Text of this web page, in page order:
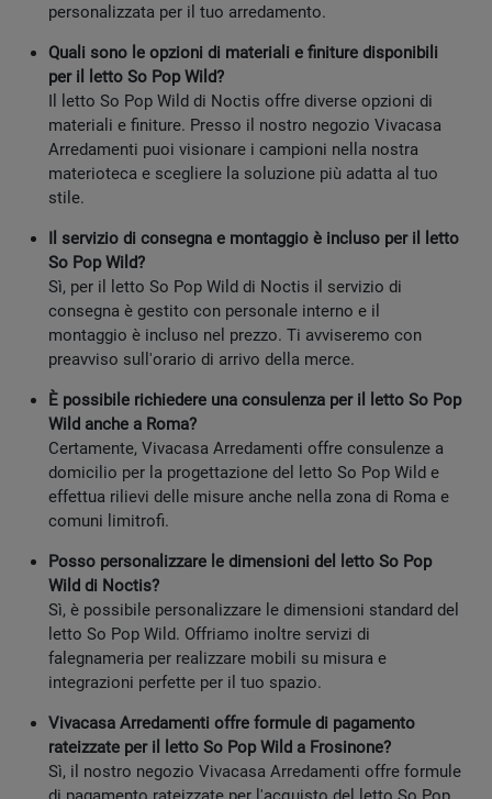
personalizzata per il tuo arredamento.
Quali sono le opzioni di materiali e finiture disponibili
per il letto So Pop Wild?
Il letto So Pop Wild di Noctis offre diverse opzioni di
materiali e finiture. Presso il nostro negozio Vivacasa
Arredamenti puoi visionare i campioni nella nostra
materioteca e scegliere la soluzione più adatta al tuo
stile.
Il servizio di consegna e montaggio è incluso per il letto
So Pop Wild?
Sì, per il letto So Pop Wild di Noctis il servizio di
consegna è gestito con personale interno e il
montaggio è incluso nel prezzo. Ti avviseremo con
preavviso sull'orario di arrivo della merce.
È possibile richiedere una consulenza per il letto So Pop
Wild anche a Roma?
Certamente, Vivacasa Arredamenti offre consulenze a
domicilio per la progettazione del letto So Pop Wild e
effettua rilievi delle misure anche nella zona di Roma e
comuni limitrofi.
Posso personalizzare le dimensioni del letto So Pop
Wild di Noctis?
Sì, è possibile personalizzare le dimensioni standard del
letto So Pop Wild. Offriamo inoltre servizi di
falegnameria per realizzare mobili su misura e
integrazioni perfette per il tuo spazio.
Vivacasa Arredamenti offre formule di pagamento
rateizzate per il letto So Pop Wild a Frosinone?
Sì, il nostro negozio Vivacasa Arredamenti offre formule